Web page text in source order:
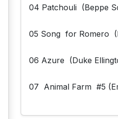
04 Patchouli (Beppe
05 Song for Romero
06 Azure (Duke
07 Animal Farm #5